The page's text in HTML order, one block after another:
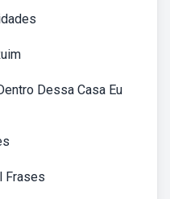
Dessa Casa Eu
Frases